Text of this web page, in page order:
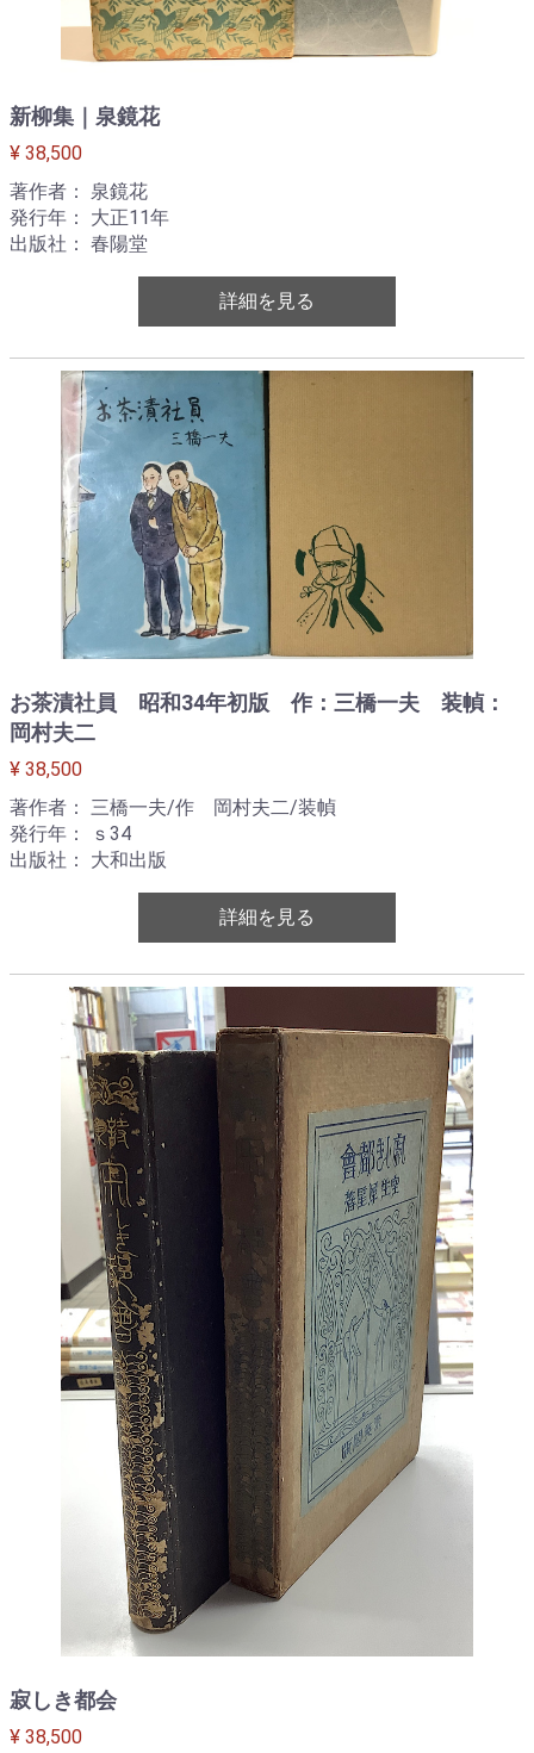
新柳集｜泉鏡花
¥ 38,500
著作者： 泉鏡花
発行年： 大正11年
出版社： 春陽堂
詳細を見る
お茶漬社員 昭和34年初版 作：三橋一夫 装幀：
岡村夫二
¥ 38,500
著作者： 三橋一夫/作 岡村夫二/装幀
発行年： ｓ34
出版社： 大和出版
詳細を見る
寂しき都会
¥ 38,500